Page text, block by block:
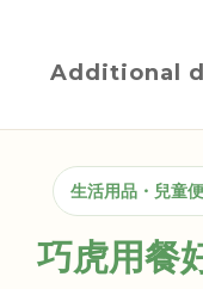
Additional
生活用品・兒童
巧虎用餐